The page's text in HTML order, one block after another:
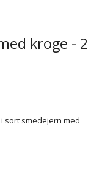
kroge - 2
sort smedejern med